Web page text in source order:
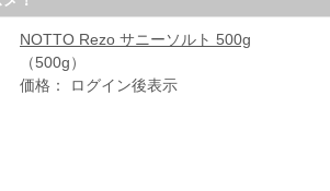
NOTTO Rezo サニーソルト 500g
（500g）
価格： ログイン後表示